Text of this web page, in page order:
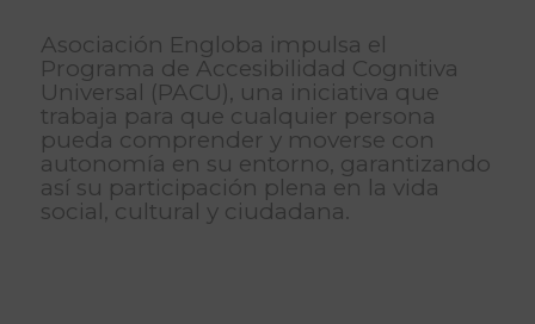
Asociación Engloba impulsa el
Programa de Accesibilidad Cognitiva
Universal (PACU), una iniciativa que
trabaja para que cualquier persona
pueda comprender y moverse con
autonomía en su entorno, garantizando
así su participación plena en la vida
social, cultural y ciudadana.